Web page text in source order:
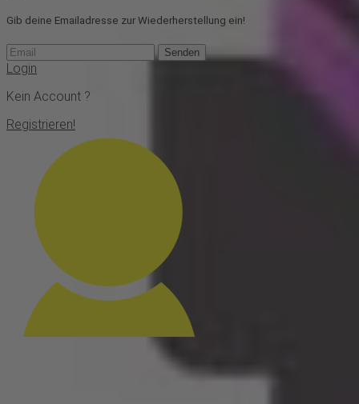
Gib deine Emailadresse zur Wiederherstellung ein!
Senden
Login
Kein Account ?
Registrieren!